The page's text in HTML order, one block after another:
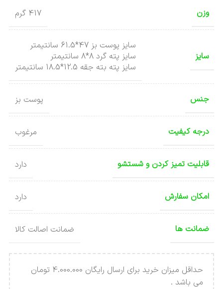
وزن 417 گرم
سایز
سایز پوست بز 47*61.5 سانتیمتر
سایز پته گرد 8*8 سانتیمتر
سایز پته بته جقه 12.5*18.5 سانتیمتر
جنس پوست بز
درجه کیفیت مرغوب
قابلیت تمیز کردن و شستشو دارد
امکان سفارش دارد
ضمانت ها ضمانت اصالت کالا
حداقل میزان خرید برای ارسال رایگان 4.000.000 تومان
می باشد .